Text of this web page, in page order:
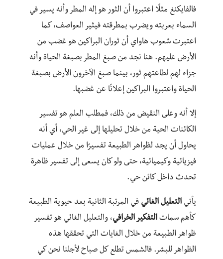
فالفايكنغ مثلًا اعتبروا أن الثور هو إله المطر وأنه يسير في
السماء بعربته ويضرب بمطرقته فيثير العواصف، كما
اعتبرت شعوب هاواي أن ثوران البراكين هو غضب من
الأرض عليهم. هنا نجد من صبغ المطر بصبغة الحياة وأنه
جزاء لهم لطاعتهم ثور، بينما صبغ الآخرون الأرض بصبغة
الحياة واعتبروا البراكين إعلانًا عن غضبها.
إلا أنه وعلى النقيض من ذلك، فمطلب العلم هو تفسير
الكائنات الحية من خلال تحليلها إلى غير الحي، أي أنه
يحاول أن يجد لظواهر الطبيعة تفسيرًا من خلال عمليات
فيزيائية وكيميائية، حتى ولو كان يسعى إلى تفسير ظاهرة
تحدث داخل كائن حي.
يأتي التعليل الغائي في المرتبة الثانية بعد حيوية الطبيعة
كأهم سمات التفكير الخرافي، والتعليل الغائي هو تفسير
ظواهر الطبيعة من خلال الغايات التي تحققها هذه
الظواهر للبشر. فالشمس تطلع كل صباح لأجلنا نحن كي